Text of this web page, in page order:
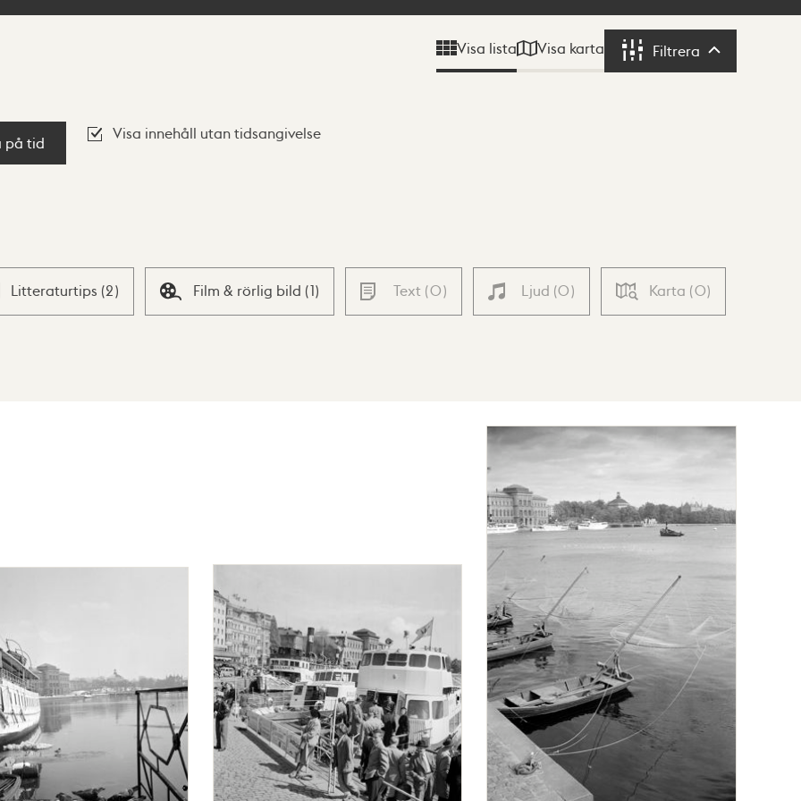
Visa lista Visa karta Filtrera Filtrera
på tid
Visa innehåll utan tidsangivelse
Litteraturtips (2) Film & rörlig bild (1) Text (0) Ljud (0) Karta (0)